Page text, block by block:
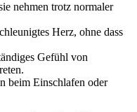
nehmen ​trotz normaler
Herz, ohne dass
Gefühl von
beim Einschlafen ​oder‌